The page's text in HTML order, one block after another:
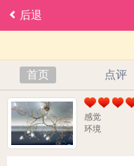
后退
首页 点评
感觉
环境